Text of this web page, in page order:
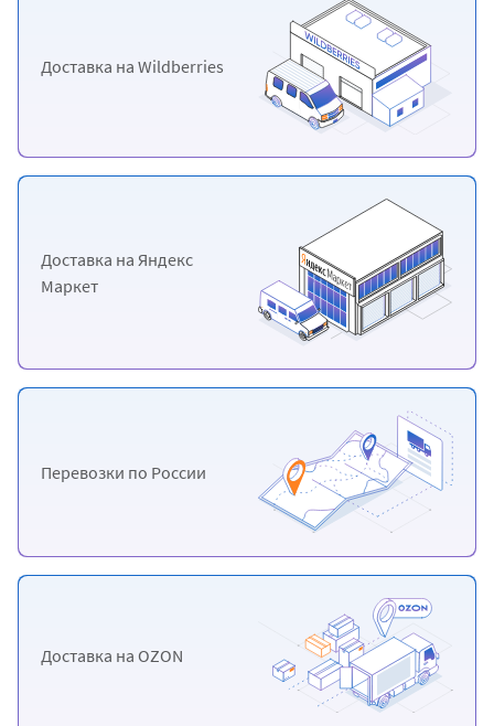
Доставка на Wildberries
Доставка на Яндекс
Маркет
Перевозки по России
Доставка на OZON